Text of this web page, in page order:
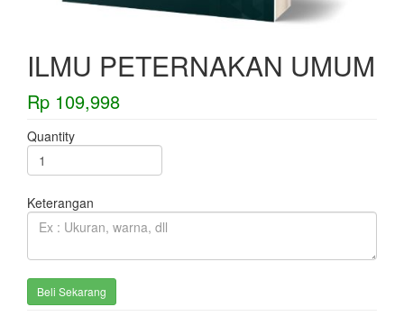
ILMU PETERNAKAN UMUM
Rp 109,998
Quantity
Keterangan